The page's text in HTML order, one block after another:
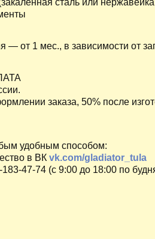
— от 1 мес., в зависимости от
заказа, 50% после
удобным способом:
в ВК vk.com/gladiator_tula
47-74 (с 9:00 до 18:00 по